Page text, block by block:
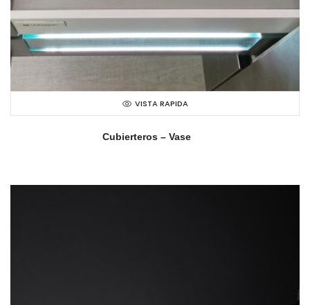
VISTA RAPIDA
Cubierteros – Vase